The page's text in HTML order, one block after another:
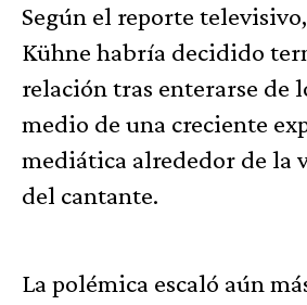
Según el reporte
Kühne habría decidido
relación tras enterarse de
medio de una creciente
mediática alrededor de la
del cantante.
La polémica escaló aún